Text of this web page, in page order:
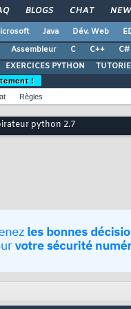
BLOGS CHAT
Java Dév. Web
Assembleur C C++ C#
EXERCICES PYTHON
!
Règles
python 2.7